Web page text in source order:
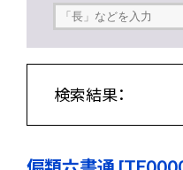
検索結果：